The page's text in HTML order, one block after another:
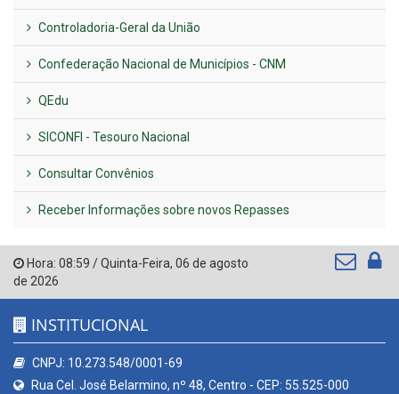
Controladoria-Geral da União
Confederação Nacional de Municípios - CNM
QEdu
SICONFI - Tesouro Nacional
Consultar Convênios
Receber Informações sobre novos Repasses
Hora: 08:59 /Quinta-Feira, 06 de agosto
de 2026
INSTITUCIONAL
CNPJ: 10.273.548/0001-69
Rua Cel. José Belarmino, nº 48, Centro - CEP: 55.525-000